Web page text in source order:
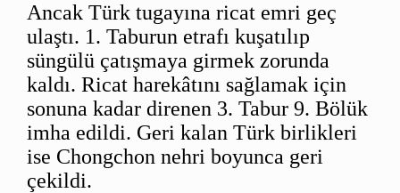
Ancak Türk tugayına ricat emri geç
ulaştı. 1. Taburun etrafı kuşatılıp
süngülü çatışmaya girmek zorunda
kaldı. Ricat harekâtını sağlamak için
sonuna kadar direnen 3. Tabur 9. Bölük
imha edildi. Geri kalan Türk birlikleri
ise Chongchon nehri boyunca geri
çekildi.